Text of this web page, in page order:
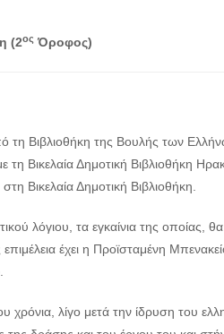
(2οςΌροφος)
τη Βιβλιοθήκη της Βουλής των
Βικελαία Δημοτική Βιβλιοθήκη
Βικελαία Δημοτική Βιβλιοθήκη.
λόγιου, τα εγκαίνια της οποίας, θα
έχει η Προϊσταμένη
χρόνια, λίγο μετά την ίδρυση του